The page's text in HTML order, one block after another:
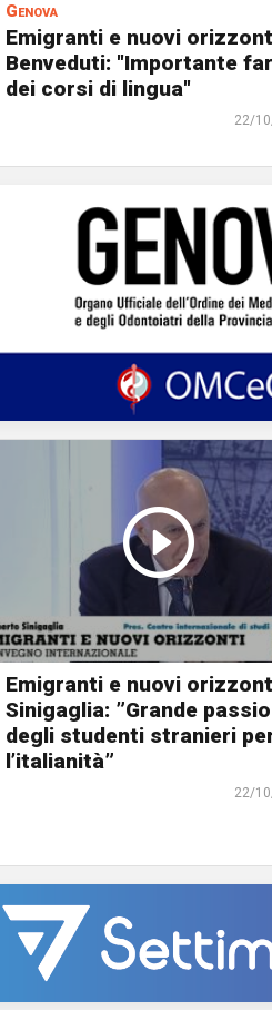
Genova
Emigranti e nuovi
Benveduti: "Importante
dei corsi di lingua"
22/
Emigranti e nuovi
Sinigaglia: ”Grande
degli studenti stranieri
l’italianità”
22/